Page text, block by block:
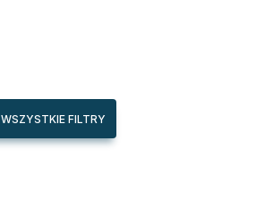
WSZYSTKIE FILTRY